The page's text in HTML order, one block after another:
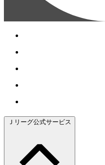
Ｊリーグ公式サービス